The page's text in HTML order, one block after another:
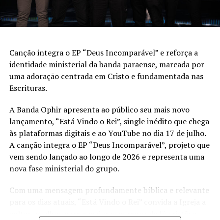
Canção integra o EP “Deus Incomparável” e reforça a
identidade ministerial da banda paraense, marcada por
uma adoração centrada em Cristo e fundamentada nas
Escrituras.
A Banda Ophir apresenta ao público seu mais novo
lançamento, “Está Vindo o Rei”, single inédito que chega
às plataformas digitais e ao YouTube no dia 17 de julho.
A canção integra o EP “Deus Incomparável”, projeto que
vem sendo lançado ao longo de 2026 e representa uma
nova fase ministerial do grupo.
Com uma mensagem profundamente bíblica e relevante